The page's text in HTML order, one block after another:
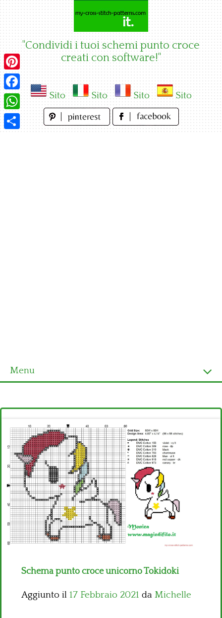
"Condividi i tuoi schemi punto croce
creati con software!"
Sito Sito Sito Sito
Menu
Ultimi schemi
Alfabeto
Bambini
Disney
Thun
Schema punto croce unicorno Tokidoki
Aggiunto il 17 Febbraio 2021 da Michelle
Pinterest
Facebook
WhatsApp